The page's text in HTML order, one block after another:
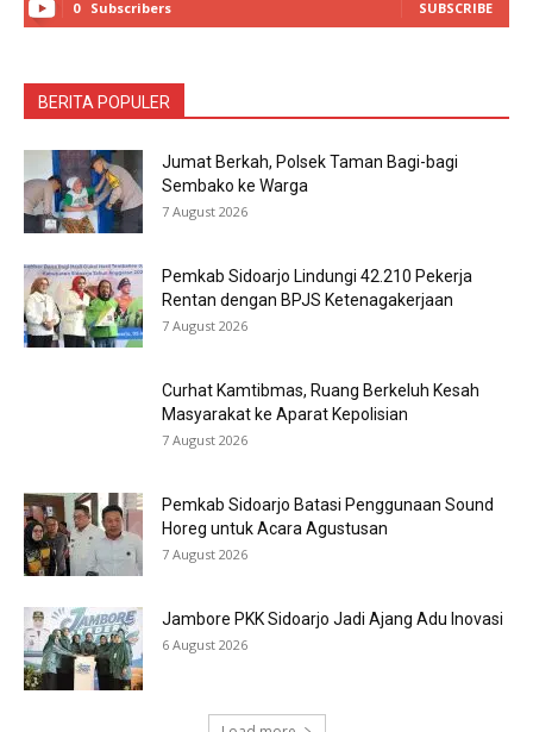
0 Subscribers SUBSCRIBE
BERITA POPULER
Jumat Berkah, Polsek Taman Bagi-bagi
Sembako ke Warga
7 August 2026
Pemkab Sidoarjo Lindungi 42.210 Pekerja
Rentan dengan BPJS Ketenagakerjaan
7 August 2026
Curhat Kamtibmas, Ruang Berkeluh Kesah
Masyarakat ke Aparat Kepolisian
7 August 2026
Pemkab Sidoarjo Batasi Penggunaan Sound
Horeg untuk Acara Agustusan
7 August 2026
Jambore PKK Sidoarjo Jadi Ajang Adu Inovasi
6 August 2026